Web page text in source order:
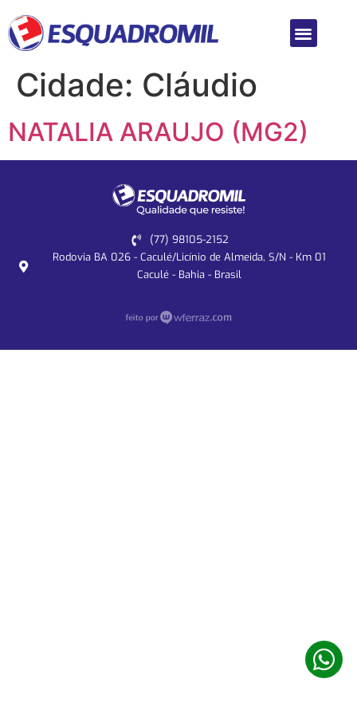
Cidade: Cláudio
NATALIA ARAUJO (MG2)
(77) 98105-2152
Rodovia BA 026 - Caculé/Licínio de Almeida, S/N - Km 01
Caculé - Bahia - Brasil